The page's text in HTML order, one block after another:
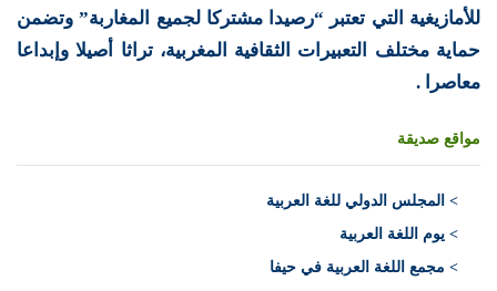
للأمازيغية التي تعتبر “رصيدا مشتركا لجميع المغاربة” وتضمن
حماية مختلف التعبيرات الثقافية المغربية، تراثا أصيلا وإبداعا
معاصرا .
مواقع صديقة
> المجلس الدولي للغة العربية
> يوم اللغة العربية
> مجمع اللغة العربية في حيفا